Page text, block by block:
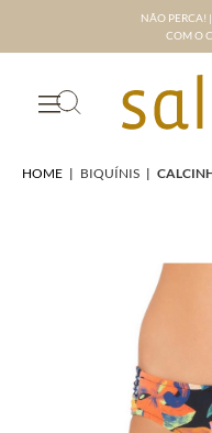
NÃO PERCA!
COM O
HOME | BIQUÍNIS |